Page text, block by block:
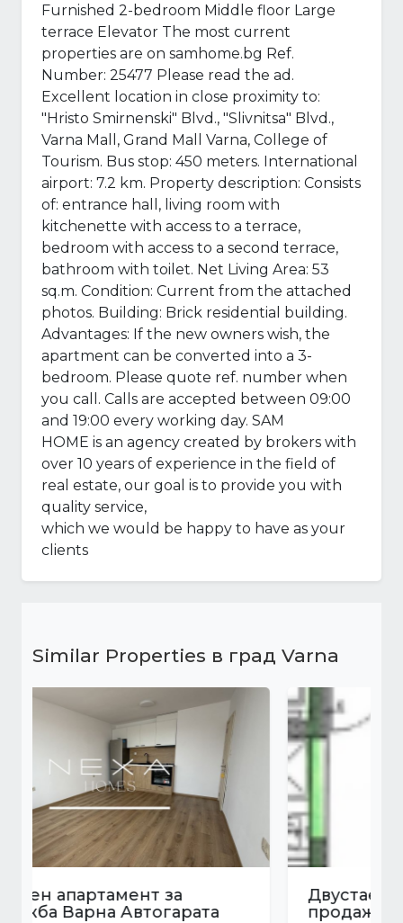
Furnished 2-bedroom Middle floor Large
terrace Elevator The most current
properties are on samhome.bg Ref.
Number: 25477 Please read the ad.
Excellent location in close proximity to:
"Hristo Smirnenski" Blvd., "Slivnitsa" Blvd.,
Varna Mall, Grand Mall Varna, College of
Tourism. Bus stop: 450 meters. International
airport: 7.2 km. Property description: Consists
of: entrance hall, living room with
kitchenette with access to a terrace,
bedroom with access to a second terrace,
bathroom with toilet. Net Living Area: 53
sq.m. Condition: Current from the attached
photos. Building: Brick residential building.
Advantages: If the new owners wish, the
apartment can be converted into a 3-
bedroom. Please quote ref. number when
you call. Calls are accepted between 09:00
and 19:00 every working day. SAM
HOME is an agency created by brokers with
over 10 years of experience in the field of
real estate, our goal is to provide you with
quality service,
which we would be happy to have as your
clients
Similar Properties в град Varna
Двустаен апартамент за
продажба Варна Виница